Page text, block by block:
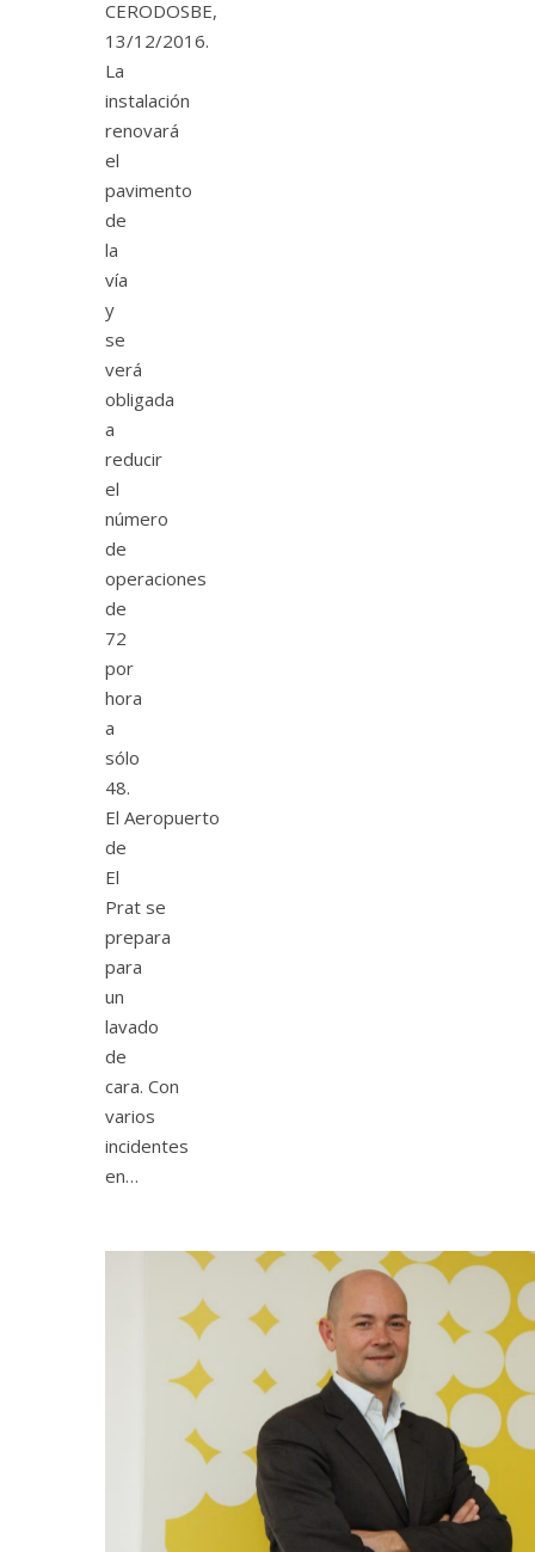
CERODOSBE,
13/12/2016.
La
instalación
renovará
el
pavimento
de
la
vía
y
se
verá
obligada
a
reducir
el
número
de
operaciones
de
72
por
hora
a
sólo
48.
El Aeropuerto
de
El
Prat se
prepara
para
un
lavado
de
cara. Con
varios
incidentes
en…